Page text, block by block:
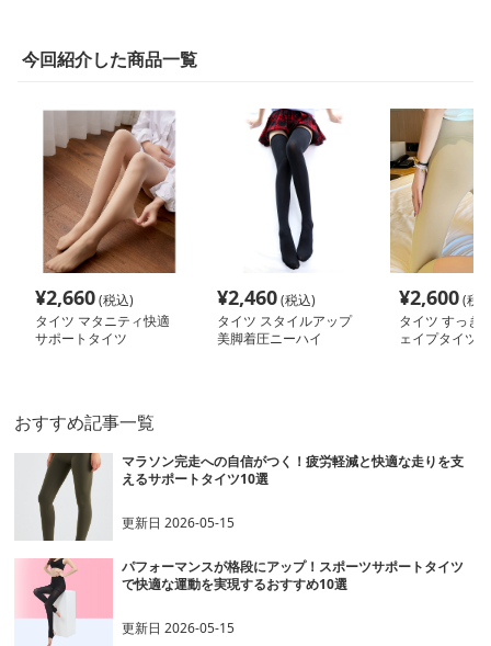
今回紹介した商品一覧
¥2,660(税込)
タイツ マタニティ快適
サポートタイツ
¥2,460(税込)
タイツ スタイルアップ
美脚着圧ニーハイ
¥2,600(税
タイツ すっき
ェイプタイツ
おすすめ記事一覧
マラソン完走への自信がつく！疲労軽減と快適な走りを支
えるサポートタイツ10選
更新日2026-05-15
パフォーマンスが格段にアップ！スポーツサポートタイツ
で快適な運動を実現するおすすめ10選
更新日2026-05-15